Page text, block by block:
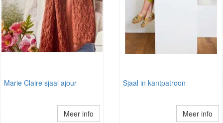
Marie Claire sjaal ajour
Meer info
Sjaal in kantpatroon
Meer info